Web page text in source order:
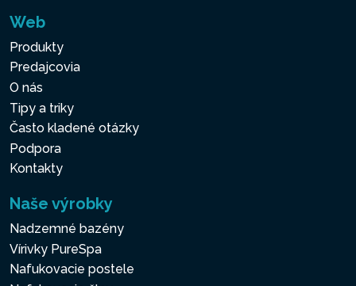
Web
Produkty
Predajcovia
O nás
Tipy a triky
Často kladené otázky
Podpora
Kontakty
Naše výrobky
Nadzemné bazény
Vírivky PureSpa
Nafukovacie postele